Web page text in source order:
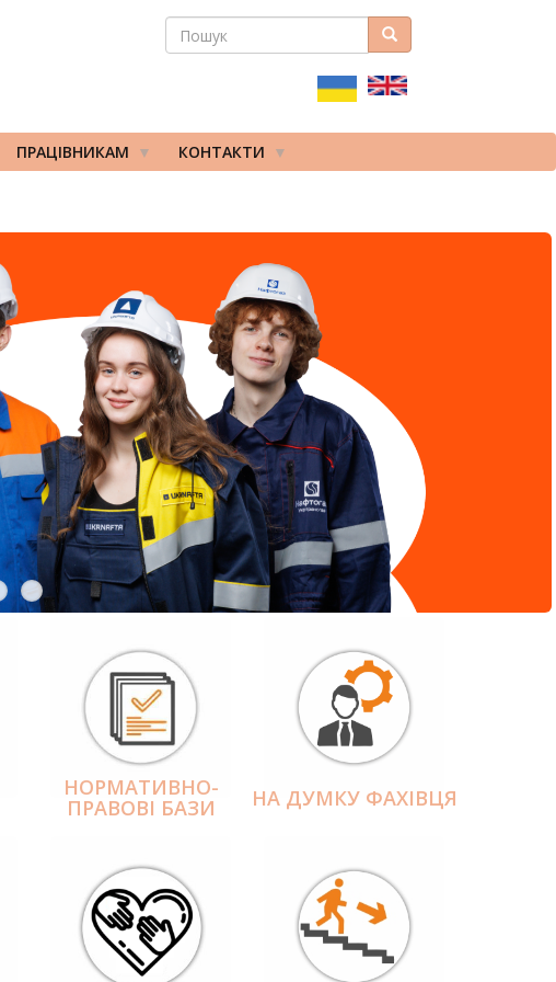
ПОШУКОВА
ПОШУК Пошук
ПРАЦІВНИКАМ КОНТАКТИ
НОРМАТИВНО-
ПРАВОВІ БАЗИ НА ДУМКУ ФАХІВЦЯ